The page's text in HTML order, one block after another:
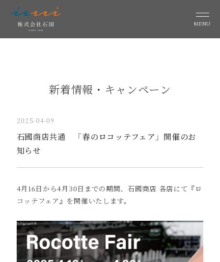
MENU
新着情報・キャンペーン
2025-04-09
石國商店共通 「春のロコッテフェア」開催のお
知らせ
4月16日から4月30日までの期間、石國商店 各店にて『ロ
コッテフェア』を開催いたします。